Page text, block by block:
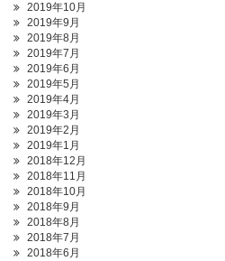
2019年10月
2019年9月
2019年8月
2019年7月
2019年6月
2019年5月
2019年4月
2019年3月
2019年2月
2019年1月
2018年12月
2018年11月
2018年10月
2018年9月
2018年8月
2018年7月
2018年6月